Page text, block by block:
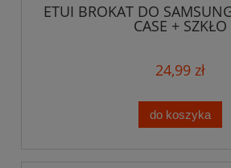
ETUI BROKAT DO
CASE + SZKŁO
24,99 zł
do koszyka